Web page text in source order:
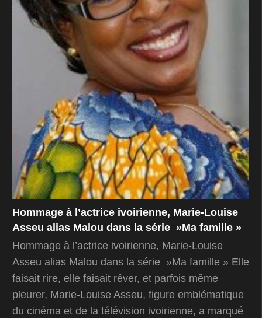
Hommage à l’actrice ivoirienne, Marie-Louise
Asseu alias Malou dans la série »Ma famille »
Hommage à l’actrice ivoirienne, Marie-Louise
Asseu alias Malou dans la série »Ma famille » Elle
faisait rire, elle faisait rêver, et parfois même
pleurer, Marie-Louise Asseu, figure emblématique
du cinéma et de la télévision ivoirienne, a marqué